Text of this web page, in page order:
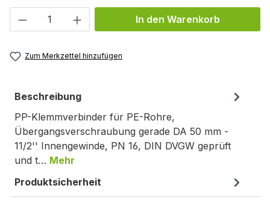
Produkt Anzahl: Gib den gewünschten
In den Warenkorb
Zum Merkzettel hinzufügen
Beschreibung
PP-Klemmverbinder für PE-Rohre,
Übergangsverschraubung gerade DA 50 mm -
11/2'' Innengewinde, PN 16, DIN DVGW geprüft
und t… Mehr
Produktsicherheit